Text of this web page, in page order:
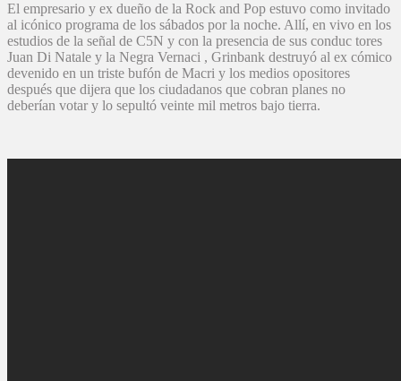
El empresario y ex dueño de la Rock and Pop estuvo como invitado
al icónico programa de los sábados por la noche. Allí, en vivo en los
estudios de la señal de C5N y con la presencia de sus conduc tores
Juan Di Natale y la Negra Vernaci , Grinbank destruyó al ex cómico
devenido en un triste bufón de Macri y los medios opositores
después que dijera que los ciudadanos que cobran planes no
deberían votar y lo sepultó veinte mil metros bajo tierra.